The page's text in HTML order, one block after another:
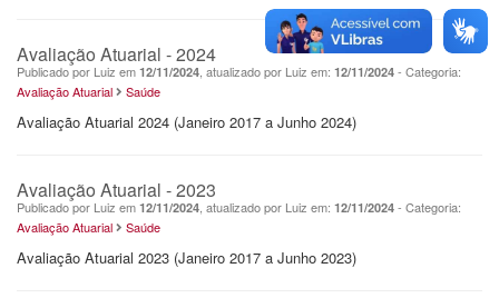
Avaliação Atuarial - 2024
Publicado por Luiz em 12/11/2024 , atualizado por Luiz em: 12/11/2024 - Categoria:
Avaliação Atuarial
Saúde
Avaliação Atuarial 2024 (Janeiro 2017 a Junho 2024)
Avaliação Atuarial - 2023
Publicado por Luiz em 12/11/2024 , atualizado por Luiz em: 12/11/2024 - Categoria:
Avaliação Atuarial
Saúde
Avaliação Atuarial 2023 (Janeiro 2017 a Junho 2023)